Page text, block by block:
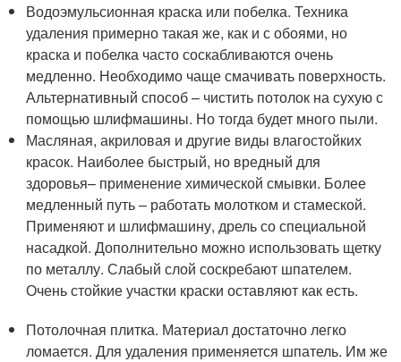
Водоэмульсионная краска или побелка. Техника
удаления примерно такая же, как и с обоями, но
краска и побелка часто соскабливаются очень
медленно. Необходимо чаще смачивать поверхность.
Альтернативный способ – чистить потолок на сухую с
помощью шлифмашины. Но тогда будет много пыли.
Масляная, акриловая и другие виды влагостойких
красок. Наиболее быстрый, но вредный для
здоровья– применение химической смывки. Более
медленный путь – работать молотком и стамеской.
Применяют и шлифмашину, дрель со специальной
насадкой. Дополнительно можно использовать щетку
по металлу. Слабый слой соскребают шпателем.
Очень стойкие участки краски оставляют как есть.
Потолочная плитка. Материал достаточно легко
ломается. Для удаления применяется шпатель. Им же